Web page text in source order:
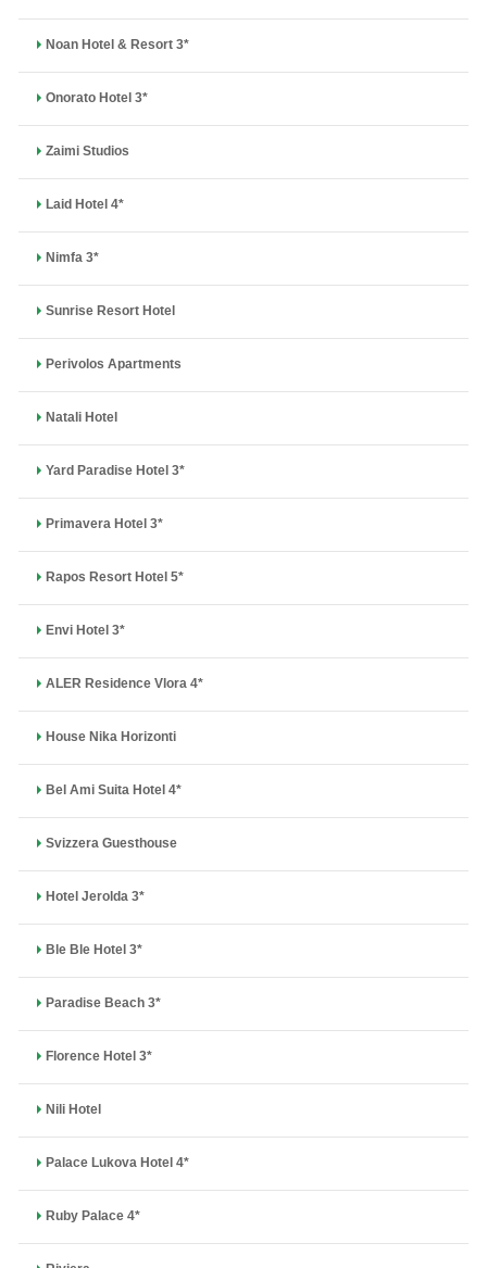
Noan Hotel & Resort 3*
Onorato Hotel 3*
Zaimi Studios
Laid Hotel 4*
Nimfa 3*
Sunrise Resort Hotel
Perivolos Apartments
Natali Hotel
Yard Paradise Hotel 3*
Primavera Hotel 3*
Rapos Resort Hotel 5*
Envi Hotel 3*
ALER Residence Vlora 4*
House Nika Horizonti
Bel Ami Suita Hotel 4*
Svizzera Guesthouse
Hotel Jerolda 3*
Ble Ble Hotel 3*
Paradise Beach 3*
Florence Hotel 3*
Nili Hotel
Palace Lukova Hotel 4*
Ruby Palace 4*